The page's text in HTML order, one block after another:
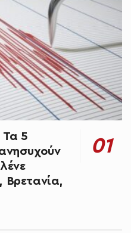
Τα 5
Βρετανία,